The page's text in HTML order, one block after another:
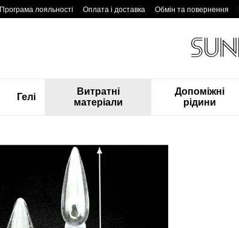
Програма лояльності Оплата і доставка Обмін та повернення
Гелі
Витратні
матеріали
Допоміжні
рідини